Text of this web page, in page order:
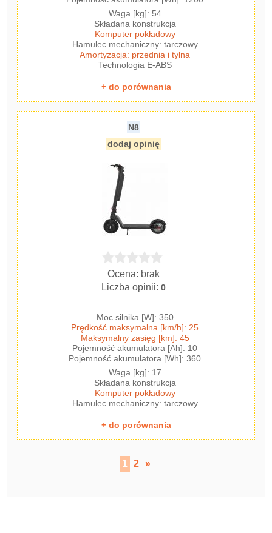
Waga [kg]: 54
Składana konstrukcja
Komputer pokładowy
Hamulec mechaniczny: tarczowy
Amortyzacja: przednia i tylna
Technologia E-ABS
+ do porównania
N8
dodaj opinię
Ocena: brak
Liczba opinii:0
Moc silnika [W]: 350
Prędkość maksymalna [km/h]: 25
Maksymalny zasięg [km]: 45
Pojemność akumulatora [Ah]: 10
Pojemność akumulatora [Wh]: 360
Waga [kg]: 17
Składana konstrukcja
Komputer pokładowy
Hamulec mechaniczny: tarczowy
+ do porównania
1 2 »